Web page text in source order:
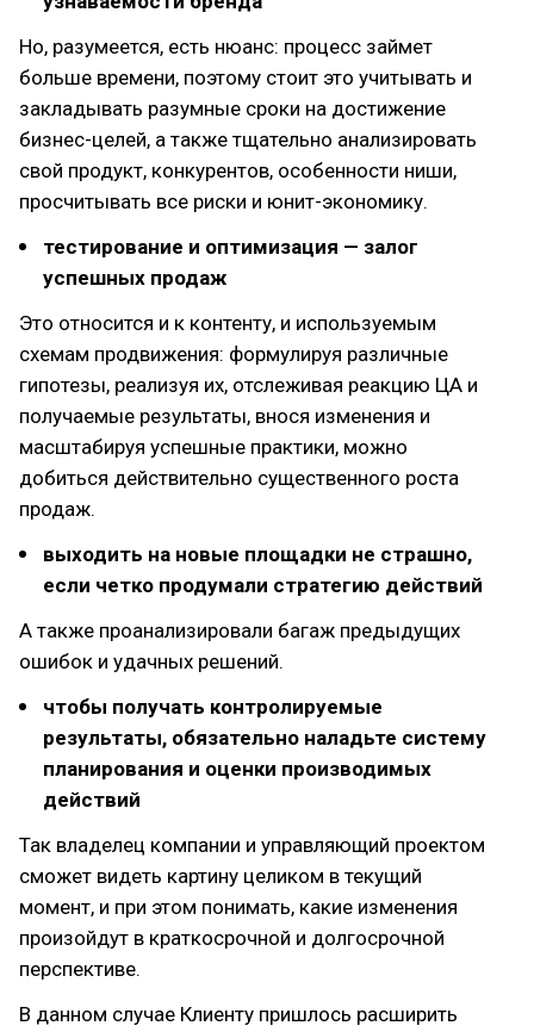
Но, разумеется, есть нюанс: процесс займет
больше времени, поэтому стоит это учитывать и
закладывать разумные сроки на достижение
бизнес-целей, а также тщательно анализировать
свой продукт, конкурентов, особенности ниши,
просчитывать все риски и юнит-экономику.
тестирование и оптимизация — залог
успешных продаж
Это относится и к контенту, и используемым
схемам продвижения: формулируя различные
гипотезы, реализуя их, отслеживая реакцию ЦА и
получаемые результаты, внося изменения и
масштабируя успешные практики, можно
добиться действительно существенного роста
продаж.
выходить на новые площадки не страшно,
если четко продумали стратегию действий
А также проанализировали багаж предыдущих
ошибок и удачных решений.
чтобы получать контролируемые
результаты, обязательно наладьте систему
планирования и оценки производимых
действий
Так владелец компании и управляющий проектом
сможет видеть картину целиком в текущий
момент, и при этом понимать, какие изменения
произойдут в краткосрочной и долгосрочной
перспективе.
В данном случае Клиенту пришлось расширить